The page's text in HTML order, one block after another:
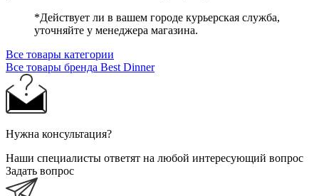
*Действует ли в вашем городе курьерская служба,
уточняйте у менеджера магазина.
Все товары категории
Все товары бренда Best Dinner
Нужна консультация?
Наши специалисты ответят на любой интересующий вопрос
Задать вопрос